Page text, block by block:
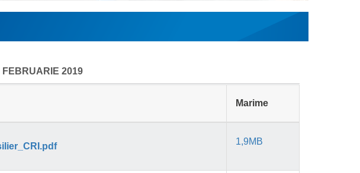
FEBRUARIE 2019
Marime
1,9MB